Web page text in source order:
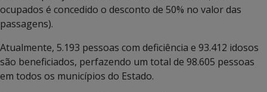
ocupados é concedido o desconto de 50% no valor das
passagens).
Atualmente, 5.193 pessoas com deficiência e 93.412 idosos
são beneficiados, perfazendo um total de 98.605 pessoas
em todos os municípios do Estado.